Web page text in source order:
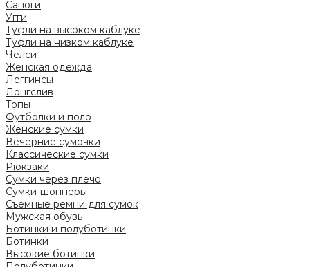
Сапоги
Угги
Туфли на высоком каблуке
Туфли на низком каблуке
Челси
Женская одежда
Леггинсы
Лонгслив
Топы
Футболки и поло
Женские сумки
Вечерние сумочки
Классические сумки
Рюкзаки
Сумки через плечо
Сумки-шопперы
Съемные ремни для сумок
Мужская обувь
Ботинки и полуботинки
Ботинки
Высокие ботинки